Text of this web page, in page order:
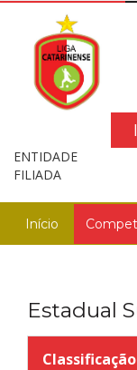
ENTIDADE
FILIADA
Início
Estadual
Classificação